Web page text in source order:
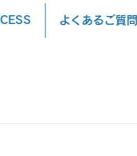
よくあるご質問